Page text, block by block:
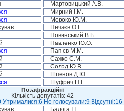
Мартовицький А.В.
Мирний І.М.
Мороко Ю.М.
Нечаєв О.І.
Новинський В.В.
Павленко Ю.О.
Папієв М.М.
Сажко С.М.
Солод Ю.В.
Шпенов Д.Ю.
Шуфрич Н.І.
Позафракційні
Кількість депутатів: 42
Не голосували:9 Відсутні:16
Балога І.І.